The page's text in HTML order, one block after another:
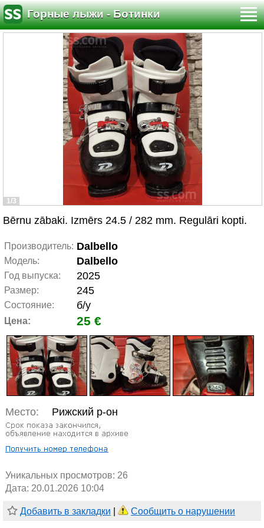
Горные лыжи - Ботинки
1/3
Bērnu zābaki. Izmērs 24.5 / 282 mm. Regulāri kopti.
Производитель: Dalbello
Модель: Dalbello
Год выпуска: 2025
Размер: 245
Состояние: б/у
Цена: 25 €
Место: Рижский р-он
Уникальных просмотров: 26
Дата: 20.01.2026 10:04
Добавить в закладки Сообщить о нарушении